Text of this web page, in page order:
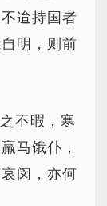
迨持国者
明，则前
不暇，寒
马饿仆，
闵，亦何